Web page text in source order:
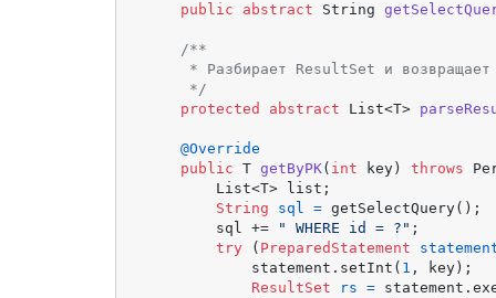
public
abstract String
/**
* Разбирает ResultSet и
     */
protected
abstract List<T>
@Override
public T getByPK( int key) throws
        List<T> list;
String
sql = getSelectQuery();
        sql +=
" WHERE id = ?" ;
try ( PreparedStatement
            statement.setInt(
1 , key);
ResultSet
rs =